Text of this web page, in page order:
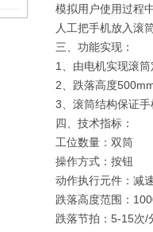
模拟用户使用过程
人工把手机放入
三、功能实现：
1、由电机实现滚
2、跌落高度
3、滚筒结构保证
四、技术指标：
工位数量：双筒
操作方式：按钮
动作执行元件：减
跌落高度范围：
跌落节拍：5-15次/